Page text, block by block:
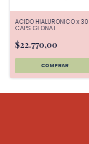
ACIDO HIALURONICO x 30
CAPS GEONAT
$22.770,00